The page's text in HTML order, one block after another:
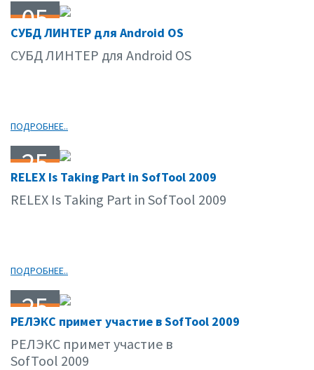
05
10.09
СУБД ЛИНТЕР для Android OS
СУБД ЛИНТЕР для Android OS
ПОДРОБНЕЕ..
25
09.09
RELEX Is Taking Part in SofTool 2009
RELEX Is Taking Part in SofTool 2009
ПОДРОБНЕЕ..
25
09.09
РЕЛЭКС примет участие в SofTool 2009
РЕЛЭКС примет участие в
SofTool 2009